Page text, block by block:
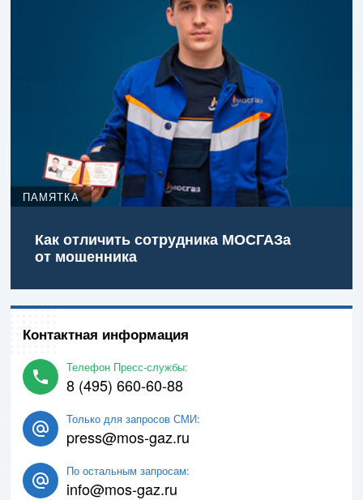
ПАМЯТКА
Как отличить сотрудника МОСГАЗа
от мошенника
Контактная информация
Телефон Пресс-службы:
8 (495) 660-60-88
Только для запросов СМИ:
press@mos-gaz.ru
По остальным запросам:
info@mos-gaz.ru